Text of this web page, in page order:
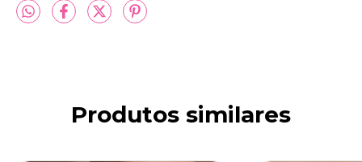
Produtos similares